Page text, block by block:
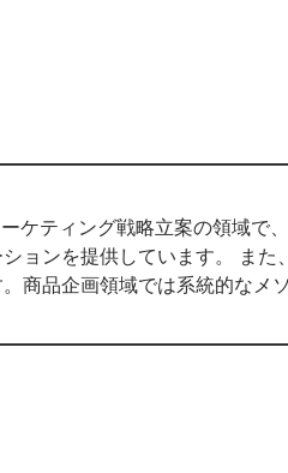
ケティング戦略立案の領域で
ョンを提供しています。 また
商品企画領域では系統的なメ